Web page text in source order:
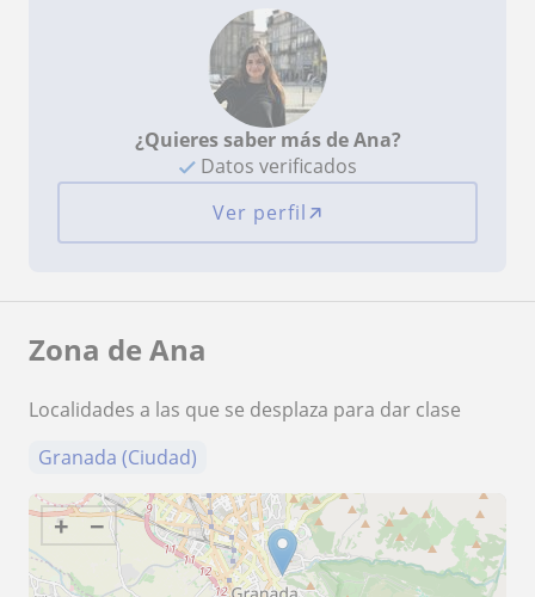
¿Quieres saber más de Ana?
Datos verificados
Ver perfil
Zona de Ana
Localidades a las que se desplaza para dar clase
Granada (Ciudad)
+ −